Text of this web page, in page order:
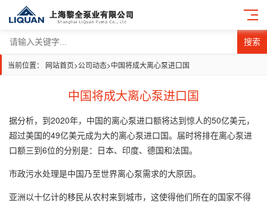
搜索
当前位置： 网站首页>公司动态>中国将成大离心泵进口国
中国将成大离心泵进口国
据分析，到2020年，中国的离心泵进口额将达到惊人的50亿美元，
超过美国的49亿美元成为大的离心泵进口国。届时将排在离心泵进
口额三到6位的分别是：日本、印度、德国和法国。
市政污水处理是中国乃至世界离心泵需求的大原因。
亚洲以十亿计的移民从农村来到城市，这使得他们所在的国家不得